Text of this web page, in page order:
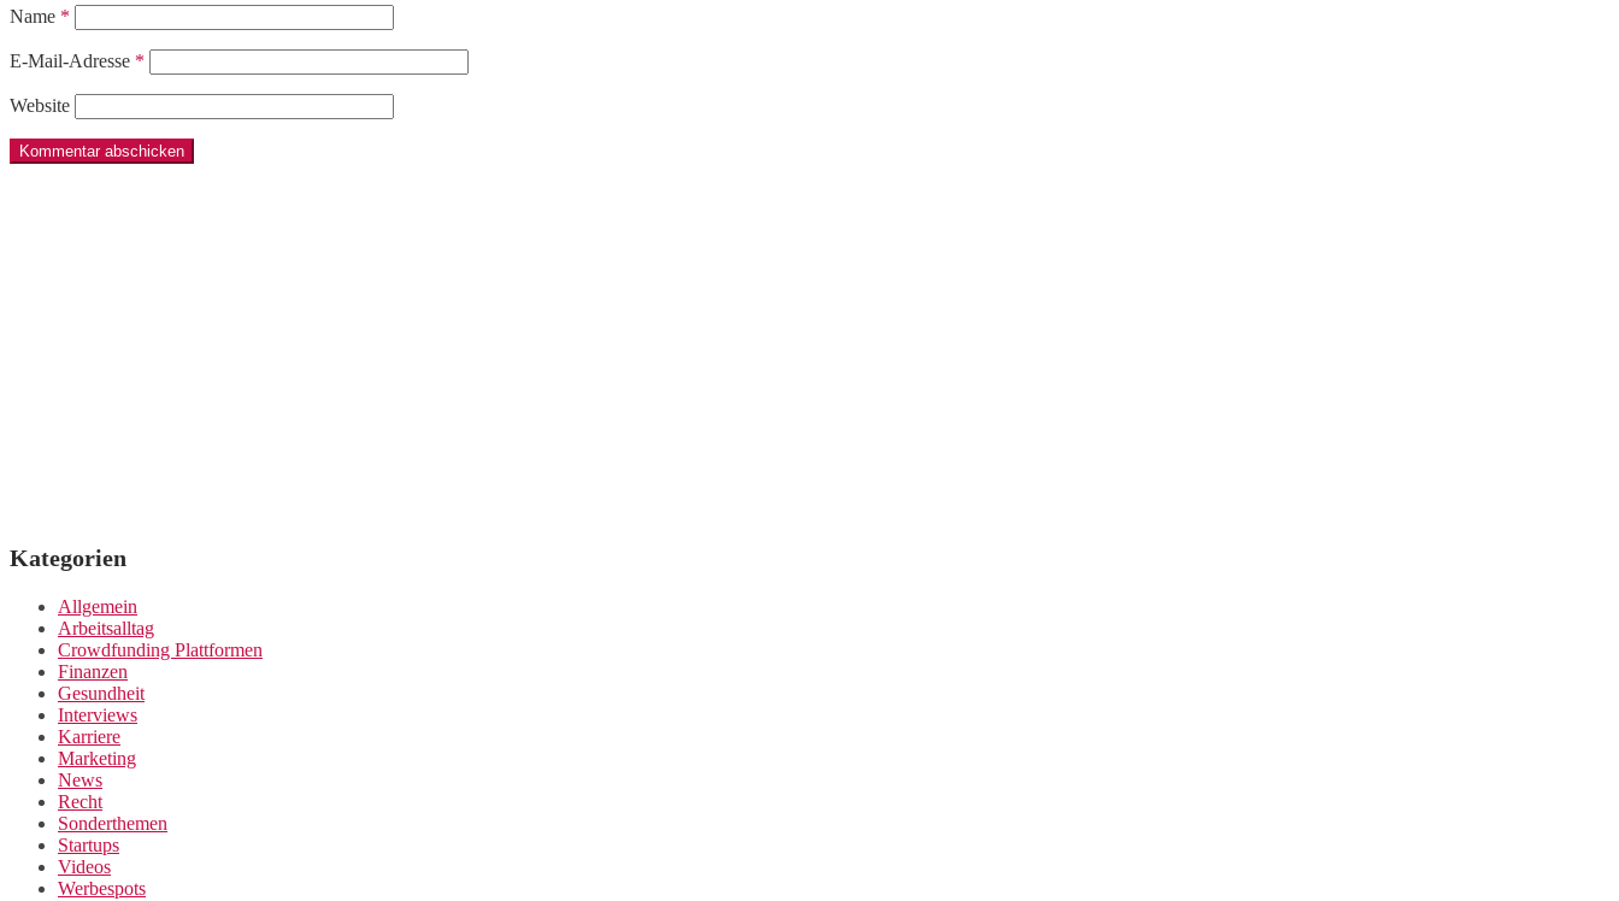
Name *
E-Mail-Adresse *
Website
Kategorien
Allgemein
Arbeitsalltag
Crowdfunding Plattformen
Finanzen
Gesundheit
Interviews
Karriere
Marketing
News
Recht
Sonderthemen
Startups
Videos
Werbespots